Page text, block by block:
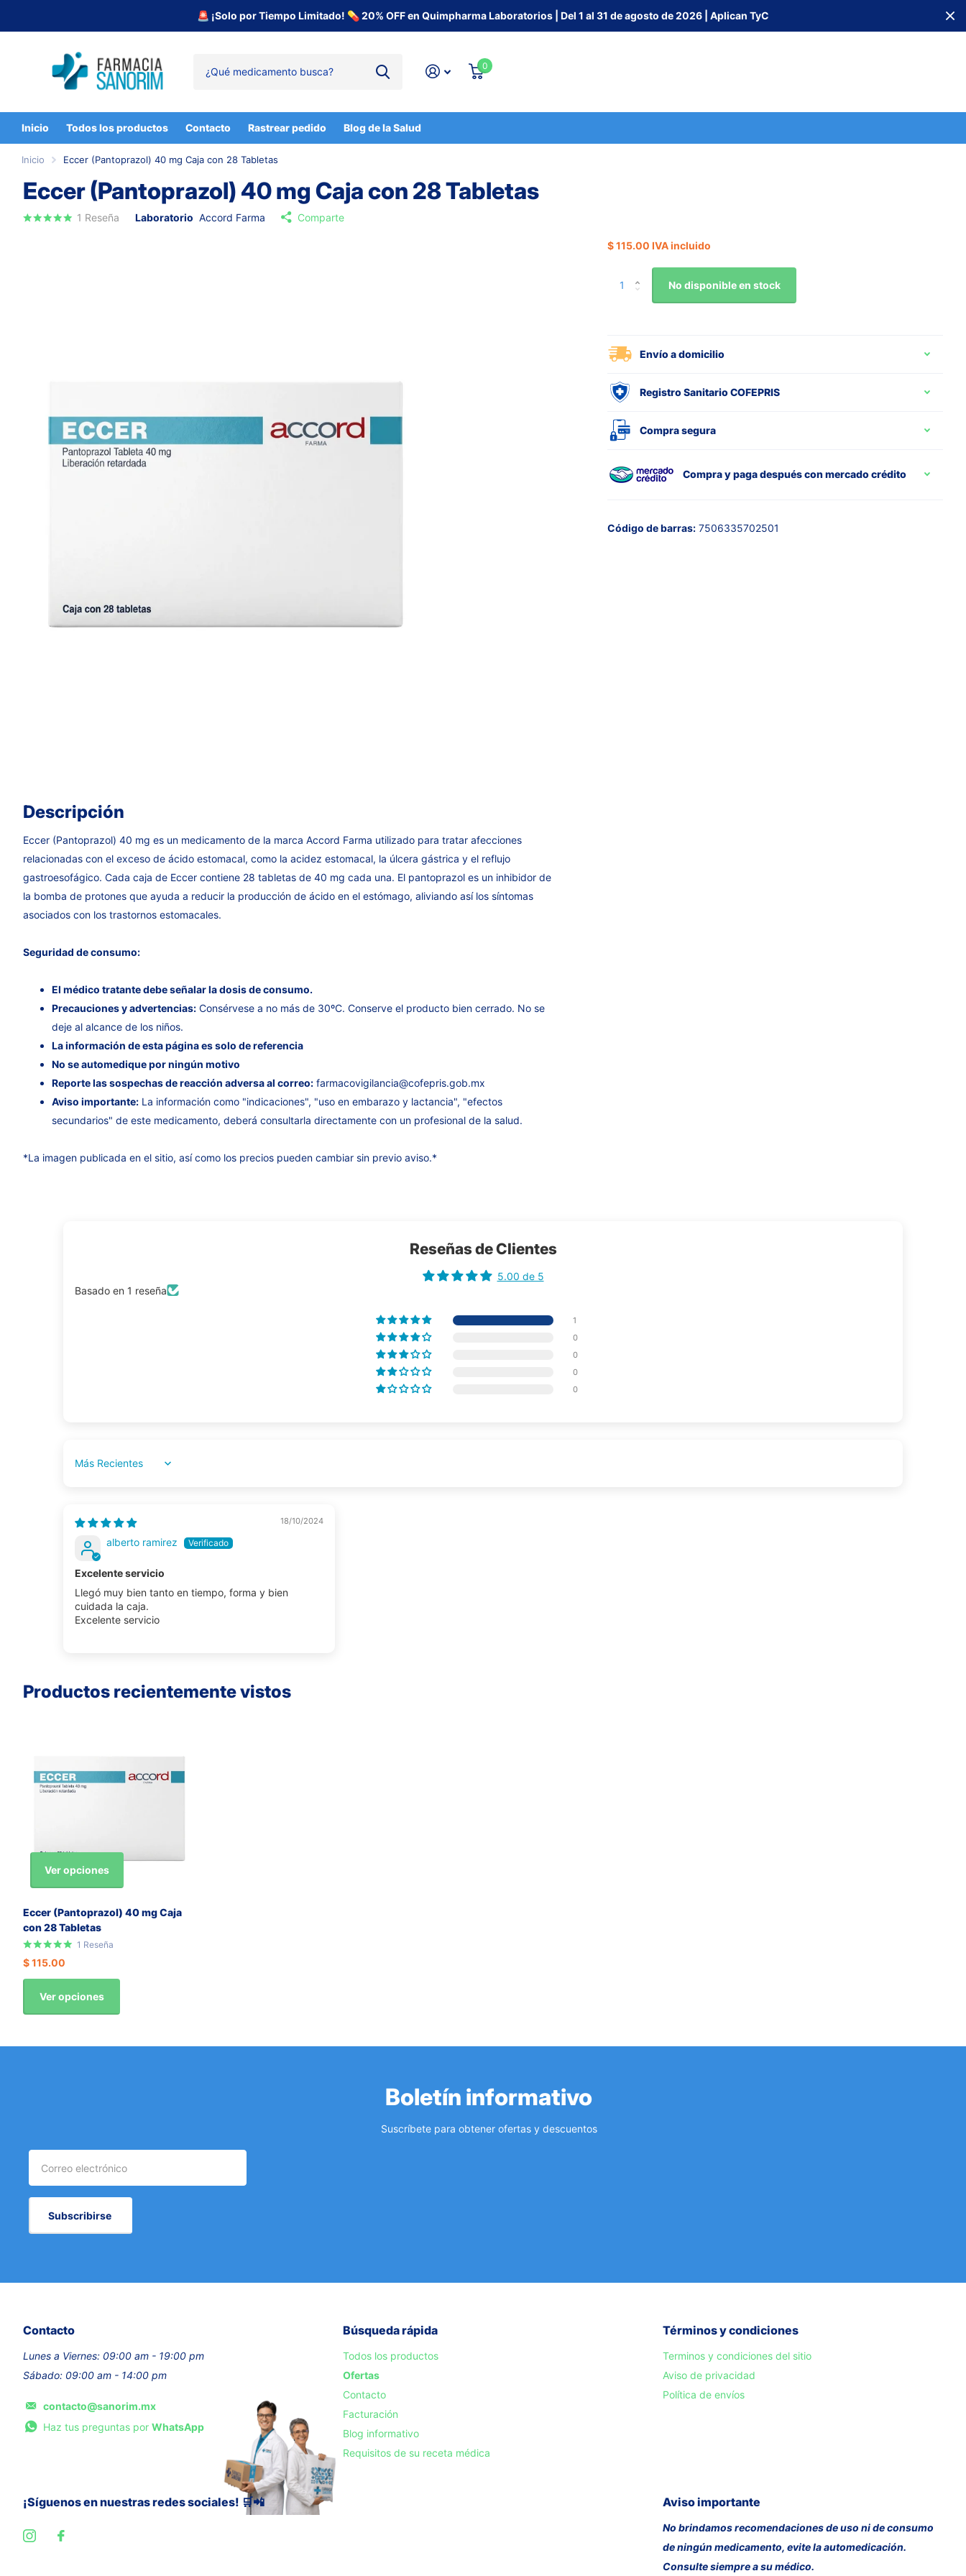
🚨 ¡Solo por Tiempo Limitado! 💊 20% OFF en Quimpharma Laboratorios | Del 1 al 31 de agosto de 2026 | Aplican TyC
0
Inicio Todos los productos Contacto Rastrear pedido Blog de la Salud
Inicio Eccer (Pantoprazol) 40 mg Caja con 28 Tabletas
Eccer (Pantoprazol) 40 mg Caja con 28 Tabletas
1 Reseña Laboratorio Accord Farma Comparte
Descripción
Eccer (Pantoprazol) 40 mg es un medicamento de la marca Accord Farma utilizado para tratar afecciones
relacionadas con el exceso de ácido estomacal, como la acidez estomacal, la úlcera gástrica y el reflujo
gastroesofágico. Cada caja de Eccer contiene 28 tabletas de 40 mg cada una. El pantoprazol es un inhibidor de
la bomba de protones que ayuda a reducir la producción de ácido en el estómago, aliviando así los síntomas
asociados con los trastornos estomacales.
Seguridad de consumo:
El médico tratante debe señalar la dosis de consumo.
Precauciones y advertencias: Consérvese a no más de 30ºC. Conserve el producto bien cerrado. No se
deje al alcance de los niños.
La información de esta página es solo de referencia
No se automedique por ningún motivo
Reporte las sospechas de reacción adversa al correo: farmacovigilancia@cofepris.gob.mx
Aviso importante: La información como "indicaciones", "uso en embarazo y lactancia", "efectos
secundarios" de este medicamento, deberá consultarla directamente con un profesional de la salud.
*La imagen publicada en el sitio, así como los precios pueden cambiar sin previo aviso.*
$ 115.00 IVA incluido
No disponible en stock
Envío a domicilio
Registro Sanitario COFEPRIS
Compra segura
Compra y paga después con mercado crédito
Código de barras: 7506335702501
Reseñas de Clientes
5.00 de 5
Basado en 1 reseña
1
0
0
0
0
Sort by
18/10/2024
alberto ramirez
Excelente servicio
Llegó muy bien tanto en tiempo, forma y bien
cuidada la caja.
Excelente servicio
Productos recientemente vistos
Ver opciones
Eccer (Pantoprazol) 40 mg Caja
con 28 Tabletas
1 Reseña
$ 115.00
Ver opciones
Boletín informativo
Suscríbete para obtener ofertas y descuentos
Subscribirse
Contacto
Lunes a Viernes: 09:00 am - 19:00 pm
Sábado: 09:00 am - 14:00 pm
contacto@sanorim.mx
Haz tus preguntas por WhatsApp
Búsqueda rápida
Todos los productos
Ofertas
Contacto
Facturación
Blog informativo
Requisitos de su receta médica
Términos y condiciones
Terminos y condiciones del sitio
Aviso de privacidad
Política de envíos
¡Síguenos en nuestras redes sociales! 🛒📲 Aviso importante
No brindamos recomendaciones de uso ni de consumo
de ningún medicamento, evite la automedicación.
Consulte siempre a su médico.